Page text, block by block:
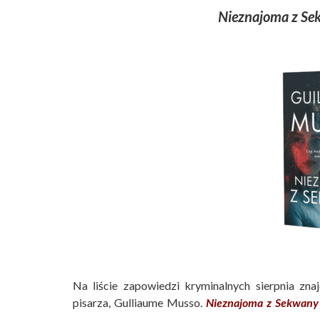
Nieznajoma z
Na liście zapowiedzi kryminalnych sierpnia
pisarza, Gulliaume Musso. Nieznajoma z Sekwany